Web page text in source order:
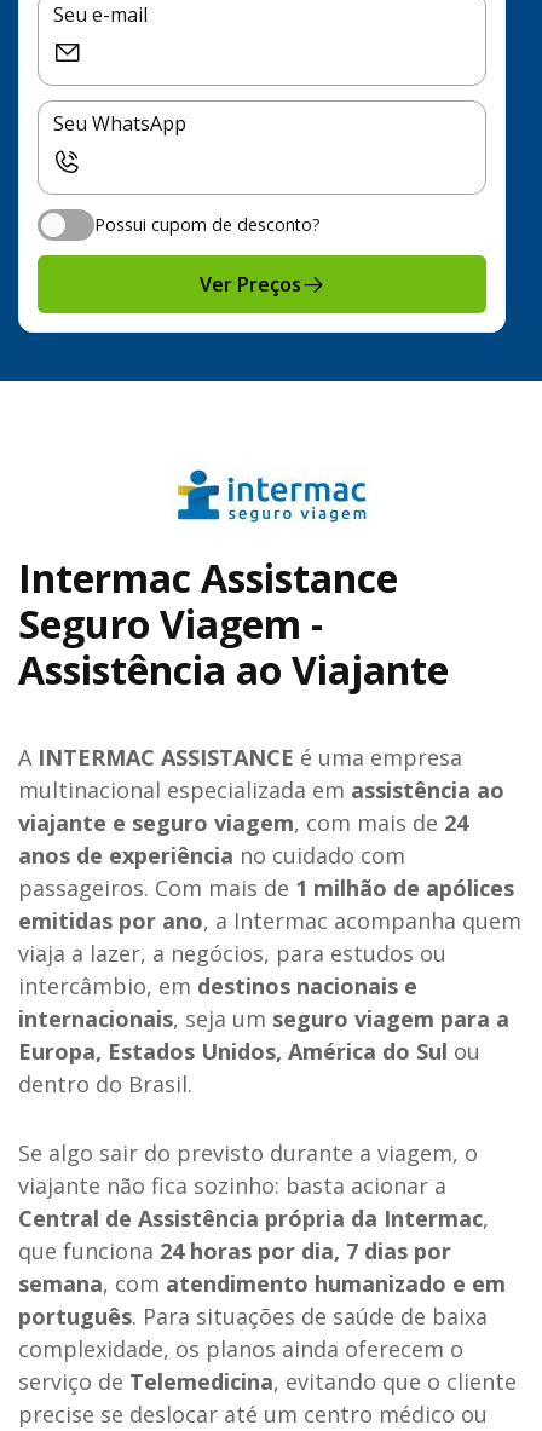
Seu e-mail
Seu WhatsApp
Possui cupom de desconto?
Possui cupom de desconto?
Ver Preços
Intermac Assistance
Seguro Viagem -
Assistência ao Viajante
A INTERMAC ASSISTANCE é uma empresa
multinacional especializada em assistência ao
viajante e seguro viagem, com mais de 24
anos de experiência no cuidado com
passageiros. Com mais de 1 milhão de apólices
emitidas por ano, a Intermac acompanha quem
viaja a lazer, a negócios, para estudos ou
intercâmbio, em destinos nacionais e
internacionais, seja um seguro viagem para a
Europa, Estados Unidos, América do Sul ou
dentro do Brasil.
Se algo sair do previsto durante a viagem, o
viajante não fica sozinho: basta acionar a
Central de Assistência própria da Intermac,
que funciona 24 horas por dia, 7 dias por
semana, com atendimento humanizado e em
português. Para situações de saúde de baixa
complexidade, os planos ainda oferecem o
serviço de Telemedicina, evitando que o cliente
precise se deslocar até um centro médico ou